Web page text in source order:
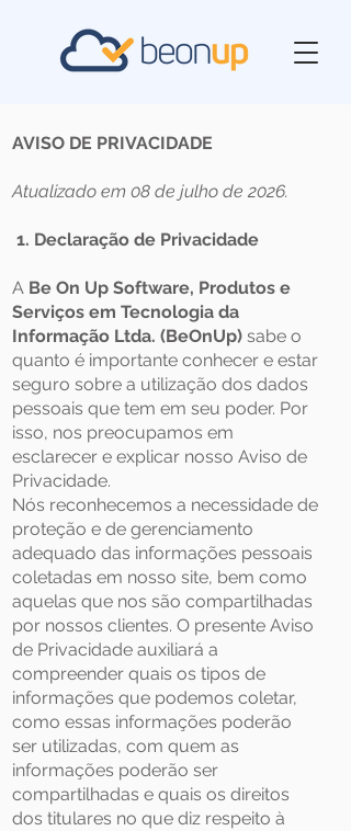
AVISO DE PRIVACIDADE
Atualizado em 08 de julho de 2026.
1. Declaração de Privacidade
A Be On Up Software, Produtos e
Serviços em Tecnologia da
Informação Ltda. (BeOnUp) sabe o
quanto é importante conhecer e estar
seguro sobre a utilização dos dados
pessoais que tem em seu poder. Por
isso, nos preocupamos em
esclarecer e explicar nosso Aviso de
Privacidade.
Nós reconhecemos a necessidade de
proteção e de gerenciamento
adequado das informações pessoais
coletadas em nosso site, bem como
aquelas que nos são compartilhadas
por nossos clientes. O presente Aviso
de Privacidade auxiliará a
compreender quais os tipos de
informações que podemos coletar,
como essas informações poderão
ser utilizadas, com quem as
informações poderão ser
compartilhadas e quais os direitos
dos titulares no que diz respeito à